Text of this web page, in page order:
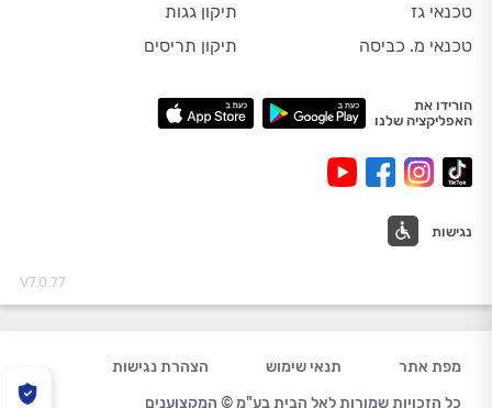
טכנאי גז
טכנאי מ. כביסה
תיקון גגות
תיקון תריסים
הורידו את
האפליקציה שלנו
נגישות
V7.0.77
מפת אתר תנאי שימוש
הצהרת נגישות
כל הזכויות שמורות לאל הבית בע"מ © המקצוענים